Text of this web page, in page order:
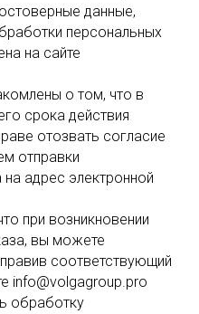
данные,
персональных
на сайте
о том, что в
срока действия
отозвать согласие
отправки
адрес электронной
при возникновении
вы можете
соответствующий
info@volgagroup.pro
обработку